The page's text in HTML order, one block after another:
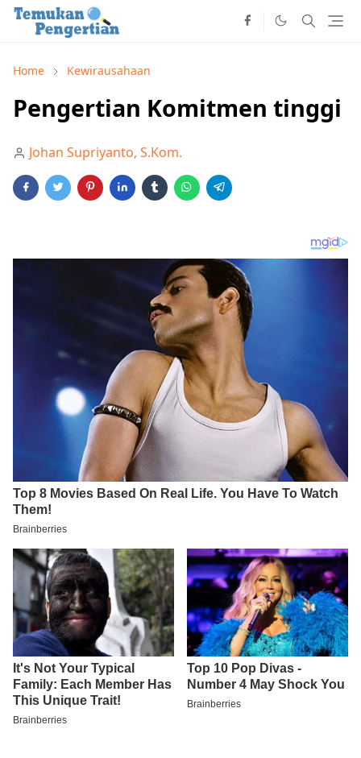
Home Kewirausahaan
Pengertian Komitmen tinggi
Johan Supriyanto, S.Kom.